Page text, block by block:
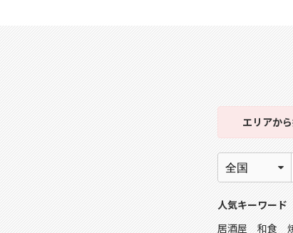
エリアか
人気キーワード
居酒屋
和食